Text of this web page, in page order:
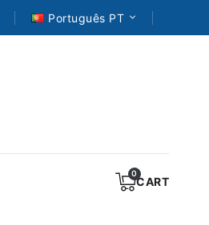
Português PT
CART